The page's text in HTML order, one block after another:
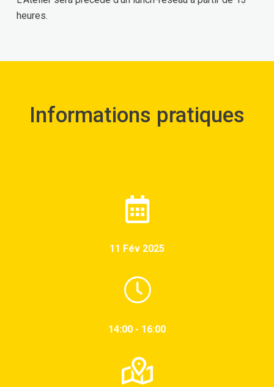
heures.
Informations pratiques
11 Fév 2025
14:00 - 16:00